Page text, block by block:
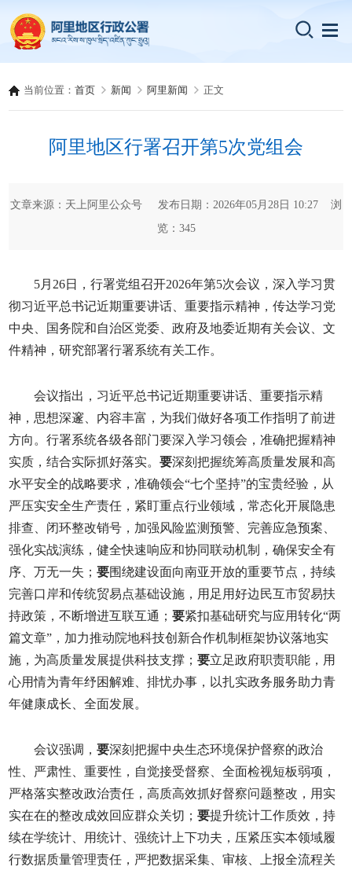
当前位置：首页 新闻 阿里新闻 正文
阿里地区行署召开第5次党组会
文章来源：天上阿里公众号 发布日期：2026年05月28日 10:27 浏
览： 345
5月26日，行署党组召开2026年第5次会议，深入学习贯
彻习近平总书记近期重要讲话、重要指示精神，传达学习党
中央、国务院和自治区党委、政府及地委近期有关会议、文
件精神，研究部署行署系统有关工作。
会议指出，习近平总书记近期重要讲话、重要指示精
神，思想深邃、内容丰富，为我们做好各项工作指明了前进
方向。行署系统各级各部门要深入学习领会，准确把握精神
实质，结合实际抓好落实。要深刻把握统筹高质量发展和高
水平安全的战略要求，准确领会“七个坚持”的宝贵经验，从
严压实安全生产责任，紧盯重点行业领域，常态化开展隐患
排查、闭环整改销号，加强风险监测预警、完善应急预案、
强化实战演练，健全快速响应和协同联动机制，确保安全有
序、万无一失；要围绕建设面向南亚开放的重要节点，持续
完善口岸和传统贸易点基础设施，用足用好边民互市贸易扶
持政策，不断增进互联互通；要紧扣基础研究与应用转化“两
篇文章”，加力推动院地科技创新合作机制框架协议落地实
施，为高质量发展提供科技支撑；要立足政府职责职能，用
心用情为青年纾困解难、排忧办事，以扎实政务服务助力青
年健康成长、全面发展。
会议强调，要深刻把握中央生态环境保护督察的政治
性、严肃性、重要性，自觉接受督察、全面检视短板弱项，
严格落实整改政治责任，高质高效抓好督察问题整改，用实
实在在的整改成效回应群众关切；要提升统计工作质效，持
续在学统计、用统计、强统计上下功夫，压紧压实本领域履
行数据质量管理责任，严把数据采集、审核、上报全流程关